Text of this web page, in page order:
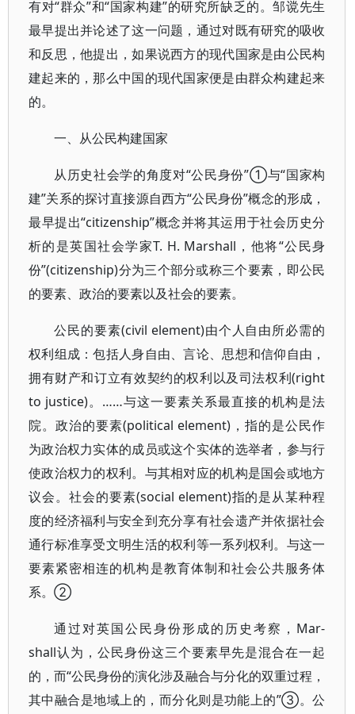
有对“群众”和“国家构建”的研究所缺乏的。邹谠先生
最早提出并论述了这一问题，通过对既有研究的吸收
和反思，他提出，如果说西方的现代国家是由公民构
建起来的，那么中国的现代国家便是由群众构建起来
的。
一、从公民构建国家
从历史社会学的角度对“公民身份”①与“国家构
建”关系的探讨直接源自西方“公民身份”概念的形成，
最早提出“citizenship”概念并将其运用于社会历史分
析的是英国社会学家T. H. Marshall，他将“公民身
份”(citizenship)分为三个部分或称三个要素，即公民
的要素、政治的要素以及社会的要素。
公民的要素(civil element)由个人自由所必需的
权利组成：包括人身自由、言论、思想和信仰自由，
拥有财产和订立有效契约的权利以及司法权利(right
to justice)。……与这一要素关系最直接的机构是法
院。政治的要素(political element)，指的是公民作
为政治权力实体的成员或这个实体的选举者，参与行
使政治权力的权利。与其相对应的机构是国会或地方
议会。社会的要素(social element)指的是从某种程
度的经济福利与安全到充分享有社会遗产并依据社会
通行标准享受文明生活的权利等一系列权利。与这一
要素紧密相连的机构是教育体制和社会公共服务体
系。②
通过对英国公民身份形成的历史考察，Mar-
shall认为，公民身份这三个要素早先是混合在一起
的，而“公民身份的演化涉及融合与分化的双重过程，
其中融合是地域上的，而分化则是功能上的”③。公